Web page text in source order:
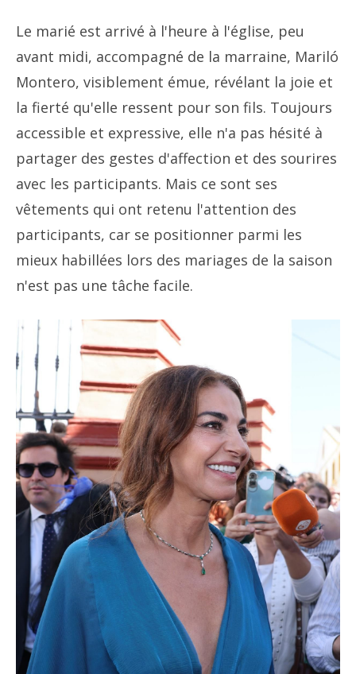
Le marié est arrivé à l'heure à l'église, peu
avant midi, accompagné de la marraine, Mariló
Montero, visiblement émue, révélant la joie et
la fierté qu'elle ressent pour son fils. Toujours
accessible et expressive, elle n'a pas hésité à
partager des gestes d'affection et des sourires
avec les participants. Mais ce sont ses
vêtements qui ont retenu l'attention des
participants, car se positionner parmi les
mieux habillées lors des mariages de la saison
n'est pas une tâche facile.